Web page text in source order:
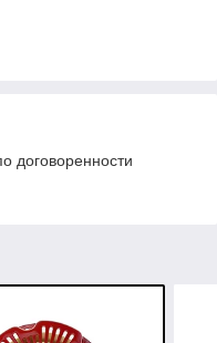
договоренности